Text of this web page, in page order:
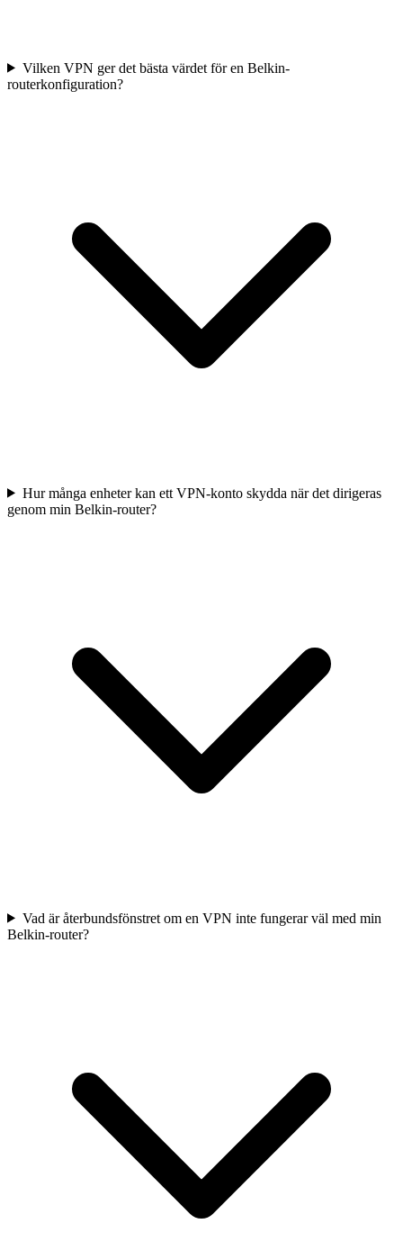
Vilken VPN ger det bästa värdet för en Belkin-
routerkonfiguration?
Hur många enheter kan ett VPN-konto skydda när det dirigeras
genom min Belkin-router?
Vad är återbundsfönstret om en VPN inte fungerar väl med min
Belkin-router?